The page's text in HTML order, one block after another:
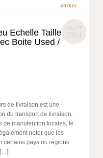
fermés
déc 27
2023
Echelle Taille
Boite Used /
de livraison est une
du transport de livraison,
de manutention locales, le
noter que les
certains pays ou régions